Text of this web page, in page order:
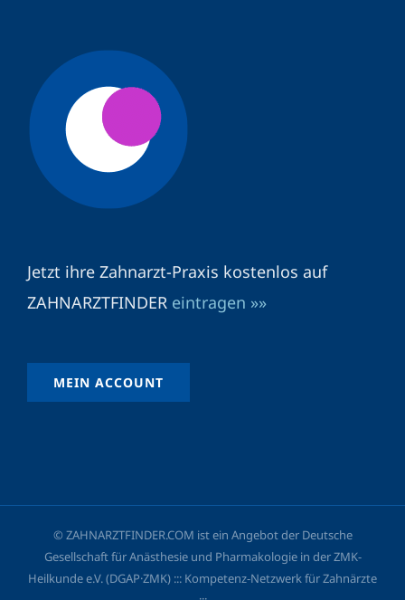
Jetzt ihre Zahnarzt-Praxis kostenlos auf
ZAHNARZTFINDER eintragen »»
MEIN ACCOUNT
© ZAHNARZTFINDER.COM ist ein Angebot der Deutsche
Gesellschaft für Anästhesie und Pharmakologie in der ZMK-
Heilkunde e.V. (DGAP·ZMK) ::: Kompetenz-Netzwerk für Zahnärzte